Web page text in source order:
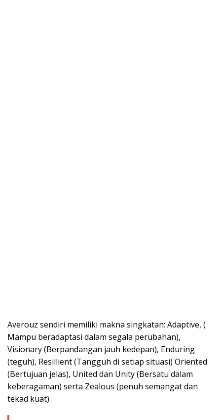
Averouz sendiri memiliki makna singkatan: Adaptive, (
Mampu beradaptasi dalam segala perubahan),
Visionary (Berpandangan jauh kedepan), Enduring
(teguh), Resillient (Tangguh di setiap situasi) Oriented
(Bertujuan jelas), United dan Unity (Bersatu dalam
keberagaman) serta Zealous (penuh semangat dan
tekad kuat).